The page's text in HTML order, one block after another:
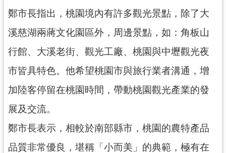
見
問
答
園
市
政
府
口
網
鄭市長指出，桃園境內有許多觀光景點，除了大
溪慈湖兩蔣文化園區外，周邊景點，如：角板山
行館、大溪老街、觀光工廠、桃園與中壢觀光夜
市皆具特色。他希望桃園市與旅行業者溝通，增
加陸客停留在桃園時間，帶動桃園觀光產業的發
展及交流。
鄭市長表示，相較於南部縣市，桃園的農特產品
品質非常優良，堪稱「小而美」的典範，極有在